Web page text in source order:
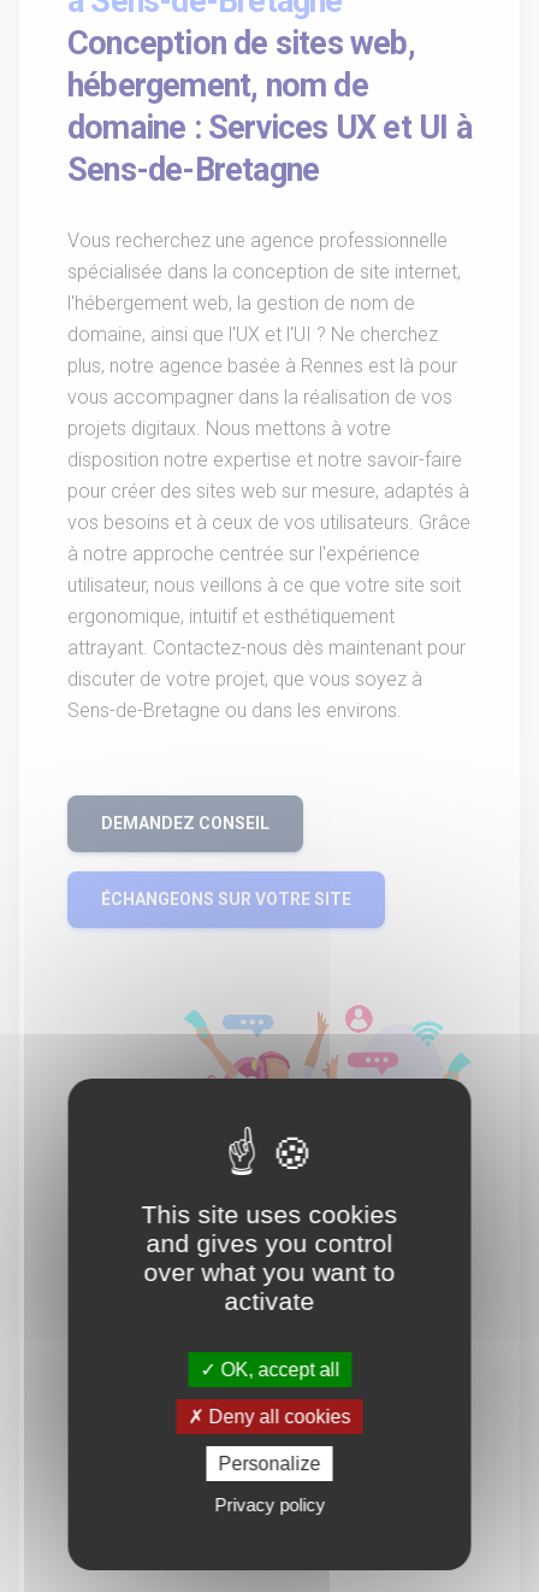
Conception de sites web,
hébergement, nom de
domaine : Services UX et UI à
Sens-de-Bretagne
Vous recherchez une agence professionnelle
spécialisée dans la conception de site internet,
l'hébergement web, la gestion de nom de
domaine, ainsi que l'UX et l'UI ? Ne cherchez
plus, notre agence basée à Rennes est là pour
vous accompagner dans la réalisation de vos
projets digitaux. Nous mettons à votre
disposition notre expertise et notre savoir-faire
pour créer des sites web sur mesure, adaptés à
vos besoins et à ceux de vos utilisateurs. Grâce
à notre approche centrée sur l'expérience
utilisateur, nous veillons à ce que votre site soit
ergonomique, intuitif et esthétiquement
attrayant. Contactez-nous dès maintenant pour
discuter de votre projet, que vous soyez à
Sens-de-Bretagne ou dans les environs.
DEMANDEZ CONSEIL
ÉCHANGEONS SUR VOTRE SITE
This site uses cookies
and gives you control
over what you want to
activate
OK, accept all
Deny all cookies
Personalize
Privacy policy